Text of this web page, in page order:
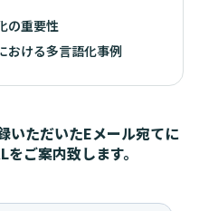
の重要性
おける多言語化事例
いただいたEメール宛てに
ご案内致します。